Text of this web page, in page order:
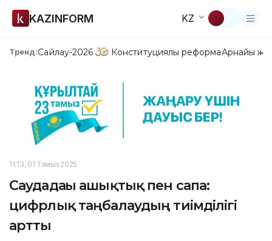
KAZINFORM KZ
Тренд:Сайлау-2026 Конституциялық реформаАрнайы
11:13, 01 Тамыз 2025
Саудадағы ашықтық пен сапа:
цифрлық таңбалаудың тиімділігі
артты